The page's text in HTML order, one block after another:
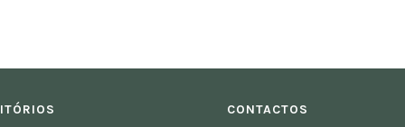
CONTACTOS